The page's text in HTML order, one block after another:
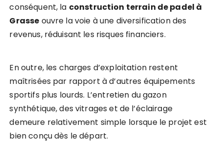
conséquent, la construction terrain de padel à
Grasse ouvre la voie à une diversification des
revenus, réduisant les risques financiers.
En outre, les charges d’exploitation restent
maîtrisées par rapport à d’autres équipements
sportifs plus lourds. L’entretien du gazon
synthétique, des vitrages et de l’éclairage
demeure relativement simple lorsque le projet est
bien conçu dès le départ.